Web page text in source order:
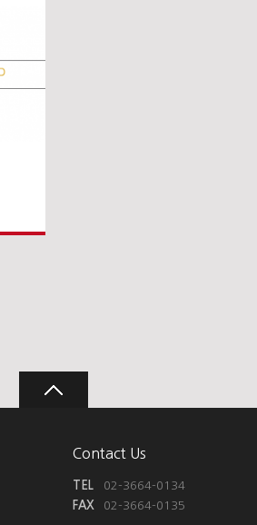
Contact Us
TEL
02-3664-0134
FAX
02-3664-0135